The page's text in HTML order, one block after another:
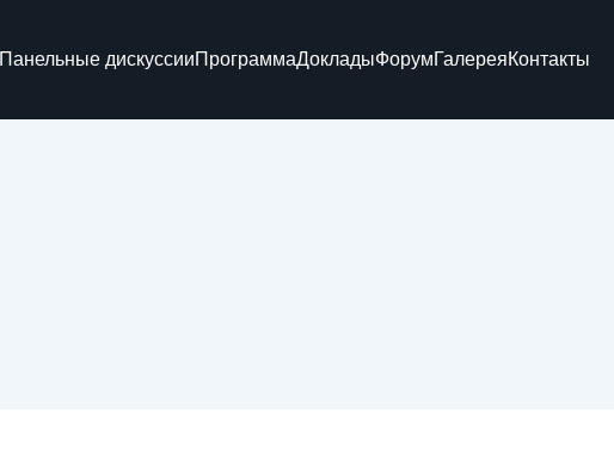
Панельные дискуссииПрограммаДокладыФорумГалереяКонтакты